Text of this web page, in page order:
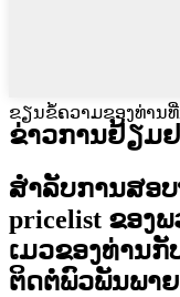
ຂຽນຂໍ້ຄວາມຂອງທ່ານ
ຂ່າວການຢ້ຽມ
ສໍາ​ລັບ​ການ​ສອ
pricelist ຂອງ​
ເມວ​ຂອງ​ທ່ານ​ກັ
ຕິດ​ຕໍ່​ພົວ​ພັນ​ພາຍ​